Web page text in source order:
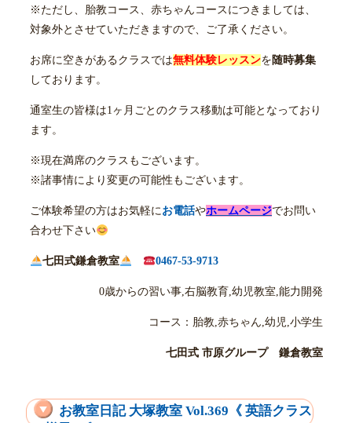
※ただし、胎教コース、赤ちゃんコースにつきましては、
対象外とさせていただきますので、ご了承ください。
お席に空きがあるクラスでは無料体験レッスンを 随時募集
しております。
通室生の皆様は1ヶ月ごとのクラス移動は可能となっており
ます。
※現在満席のクラスもございます。
※諸事情により変更の可能性もございます。
ご体験希望の方はお気軽にお電話やホームページでお問い
合わせ下さい
七田式鎌倉教室 0467-53-9713
0歳からの習い事,右脳教育,幼児教室,能力開発
コース：胎教,赤ちゃん,幼児,小学生
七田式 市原グループ 鎌倉教室
お教室日記 大塚教室 Vol.369《 英語クラス